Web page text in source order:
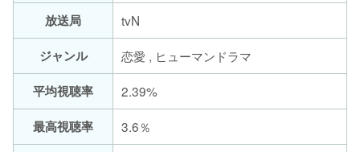
放送局
tvN
ジャンル
恋愛 , ヒューマンドラマ
平均視聴率
2.39%
最高視聴率
3.6％